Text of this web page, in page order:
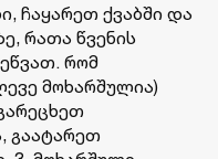
ჩაყარეთ ქვაბში და
რათა წვენის
რომ
მოხარშულია)
გაატარეთ